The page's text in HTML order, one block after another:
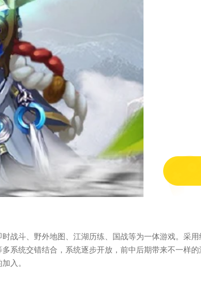
战斗、野外地图、江湖历练、国战等为一体游戏。采
系统交错结合，系统逐步开放，前中后期带来不一样
入。